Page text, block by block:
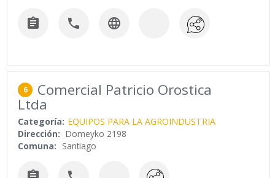
  
6 Comercial Patricio Orostica
Ltda
Categoría: EQUIPOS PARA LA AGROINDUSTRIA
Dirección: Domeyko 2198
Comuna: Santiago